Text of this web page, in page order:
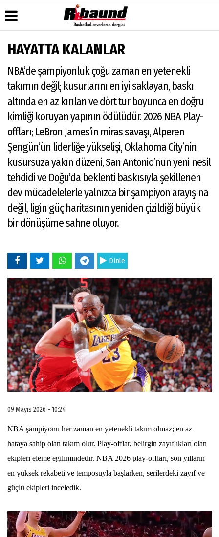
Haber
Arşivi
Gazete
Arşivi
Durumu
Gazete
Manşetleri
Anketler
Biyografiler
Yazarları
Video
Galeri
Foto
Galeri
İletişim
Çerez
Politikası
Gizlilik
İlkeleri
HAYATTA KALANLAR
NBA’de şampiyonluk çoğu zaman en yetenekli
takımın değil; kusurlarını en iyi saklayan, baskı
altında en az kırılan ve dört tur boyunca en doğru
kimliği koruyan yapının ödülüdür. 2026 NBA Play-
offları; LeBron James’in miras savaşı, Alperen
Şengün’ün liderliğe yükselişi, Oklahoma City’nin
kusursuza yakın düzeni, San Antonio’nun yeni nesil
tehdidi ve Doğu’da beklenti baskısıyla şekillenen
dev mücadelelerle yalnızca bir şampiyon arayışına
değil, ligin güç haritasının yeniden çizildiği büyük
bir dönüşüme sahne oluyor.
Dinle
09 Mayıs 2026 - 10:24
NBA şampiyonu her zaman en yetenekli takım olmaz; en az
hataya sahip olan takım olur. Play-offlar, belirgin zayıflıkları olan
ekipleri eleme eğilimindedir. NBA 2026 play-offları, son yılların
en yüksek rekabeti ve temposuyla başlarken, serilerdeki zayıf ve
güçlü ekipleri inceledik.